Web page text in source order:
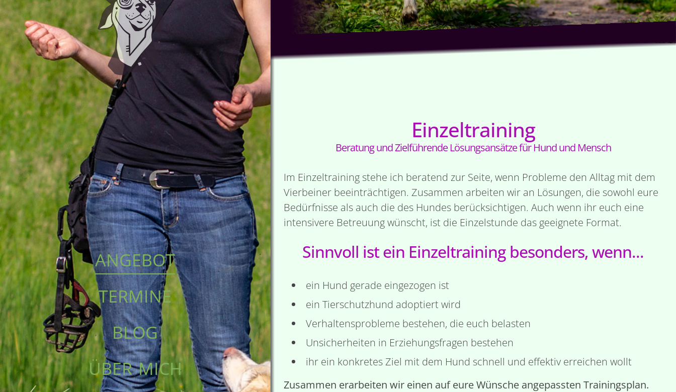
angebot
termine
blog
über mich
Einzeltraining
Beratung und Zielführende Lösungsansätze für Hund und Mensch
Im Einzeltraining stehe ich beratend zur Seite, wenn Probleme den Alltag mit dem
Vierbeiner beeinträchtigen. Zusammen arbeiten wir an Lösungen, die sowohl eure
Bedürfnisse als auch die des Hundes berücksichtigen. Auch wenn ihr euch eine
intensivere Betreuung wünscht, ist die Einzelstunde das geeignete Format.
Sinnvoll ist ein Einzeltraining besonders, wenn...
ein Hund gerade eingezogen ist
ein Tierschutzhund adoptiert wird
Verhaltensprobleme bestehen, die euch belasten
Unsicherheiten in Erziehungsfragen bestehen
ihr ein konkretes Ziel mit dem Hund schnell und effektiv erreichen wollt
Zusammen erarbeiten wir einen auf eure Wünsche angepassten Trainingsplan.